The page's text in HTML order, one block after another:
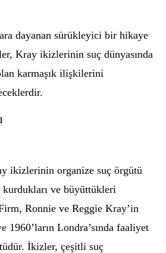
dayanan sürükleyici bir hikaye
Kray ikizlerinin suç dünyasında
karmaşık ilişkilerini
ikizlerinin organize suç örgütü
kurdukları ve büyüttükleri
Ronnie ve Reggie Kray’in
Londra’sında faaliyet
İkizler, çeşitli suç